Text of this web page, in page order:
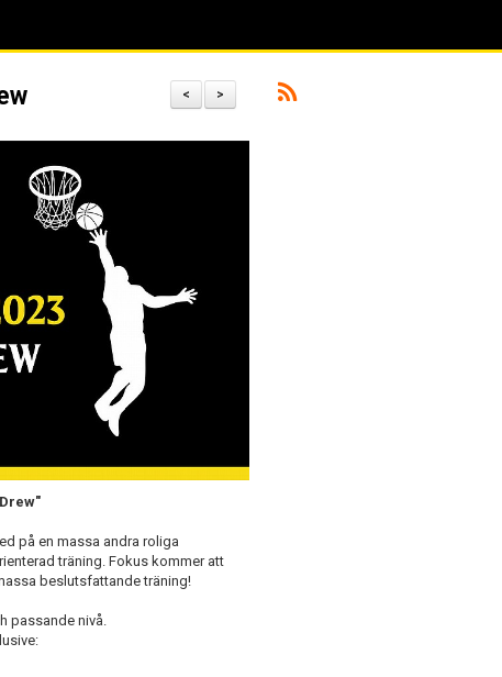
>
<
på en massa andra roliga
träning. Fokus kommer att
beslutsfattande träning!
passande nivå.